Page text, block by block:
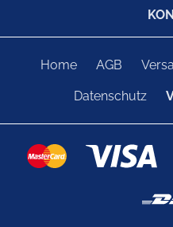
Home AGB
Datenschutz